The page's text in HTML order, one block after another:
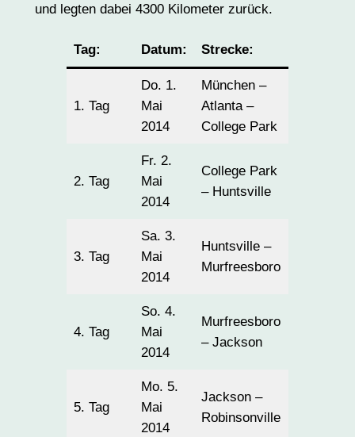
und legten dabei 4300 Kilometer zurück.
Tag: Datum: Strecke:
1. Tag
Do. 1.
Mai
2014
München –
Atlanta –
College Park
2. Tag
Fr. 2.
Mai
2014
College Park
– Huntsville
3. Tag
Sa. 3.
Mai
2014
Huntsville –
Murfreesboro
4. Tag
So. 4.
Mai
2014
Murfreesboro
– Jackson
5. Tag
Mo. 5.
Mai
2014
Jackson –
Robinsonville